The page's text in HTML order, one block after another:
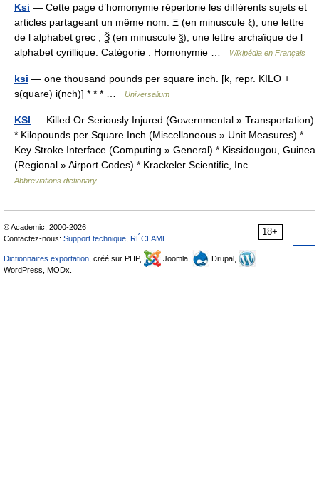
Ksi — Cette page d’homonymie répertorie les différents sujets et
articles partageant un même nom. Ξ (en minuscule ξ), une lettre
de l alphabet grec ; Ѯ (en minuscule ѯ), une lettre archaïque de l
alphabet cyrillique. Catégorie : Homonymie …
Wikipédia en Français
ksi — one thousand pounds per square inch. [k, repr. KILO +
s(quare) i(nch)] * * * …
Universalium
KSI — Killed Or Seriously Injured (Governmental » Transportation)
* Kilopounds per Square Inch (Miscellaneous » Unit Measures) *
Key Stroke Interface (Computing » General) * Kissidougou, Guinea
(Regional » Airport Codes) * Krackeler Scientific, Inc.… …
Abbreviations dictionary
18+
© Academic, 2000-2026
Contactez-nous: Support technique RÉCLAME
Dictionnaires exportation , créé sur PHP, Joomla,
Drupal,
WordPress, MODx.